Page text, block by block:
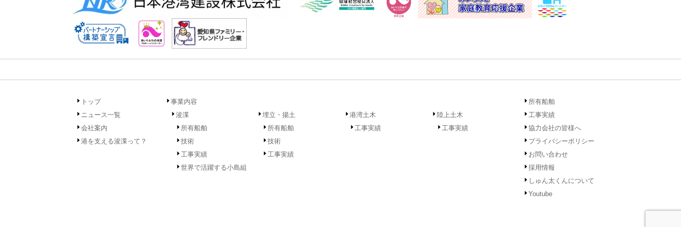
トップ
ニュース一覧
会社案内
港を支える浚渫って？
事業内容
浚渫
所有船舶
技術
工事実績
世界で活躍する小島組
埋立・揚土
所有船舶
技術
工事実績
港湾土木
工事実績
陸上土木
工事実績
所有船舶
工事実績
協力会社の皆様へ
プライバシーポリシー
お問い合わせ
採用情報
しゅん太くんについて
Youtube